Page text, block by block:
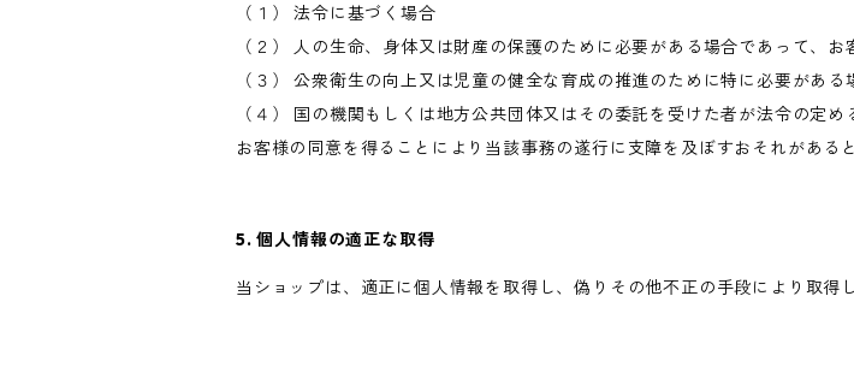
（１） 法令に基づく場合
（２） 人の生命、身体又は財産の保護のために必要がある場合であって、
（３） 公衆衛生の向上又は児童の健全な育成の推進のために特に必要があ
（４） 国の機関もしくは地方公共団体又はその委託を受けた者が法令の定
お客様の同意を得ることにより当該事務の遂行に支障を及ぼすおそれがある
5. 個人情報の適正な取得
当ショップは、適正に個人情報を取得し、偽りその他不正の手段により取得